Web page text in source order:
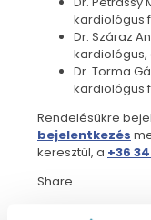
kardiológus
Dr. Száraz
kardiológus,
Dr. Torma
kardiológus
Rendelésükre
bejelentkezés
keresztül, a +36
Share